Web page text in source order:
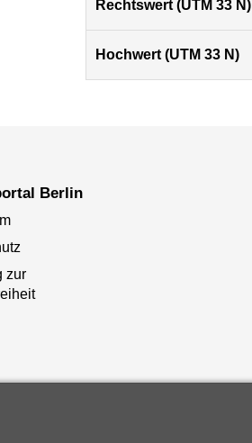
Rechtswert (UTM 33 N)
Hochwert (UTM 33 N)
Berlin
zur